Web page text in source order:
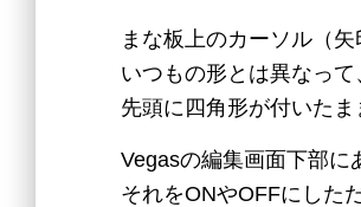
まな板上のカーソル（矢
いつもの形とは異なって
先頭に四角形が付いたま
Vegasの編集画面下部に
それをONやOFFにした